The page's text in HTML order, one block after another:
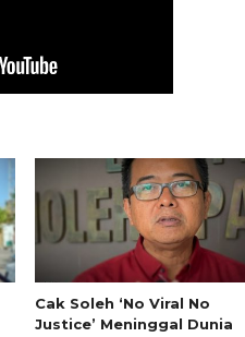
Cak Soleh ‘No Viral No
Justice’ Meninggal Dunia